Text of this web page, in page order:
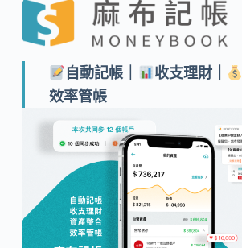
自動記帳｜ 收支理財｜
效率管帳